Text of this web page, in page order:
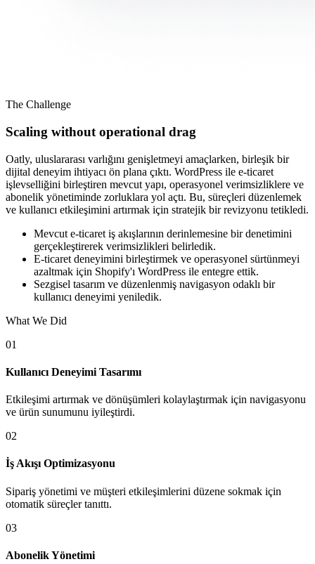
The Challenge
Scaling without operational drag
Oatly, uluslararası varlığını genişletmeyi amaçlarken, birleşik bir
dijital deneyim ihtiyacı ön plana çıktı. WordPress ile e-ticaret
işlevselliğini birleştiren mevcut yapı, operasyonel verimsizliklere ve
abonelik yönetiminde zorluklara yol açtı. Bu, süreçleri düzenlemek
ve kullanıcı etkileşimini artırmak için stratejik bir revizyonu tetikledi.
Mevcut e-ticaret iş akışlarının derinlemesine bir denetimini
gerçekleştirerek verimsizlikleri belirledik.
E-ticaret deneyimini birleştirmek ve operasyonel sürtünmeyi
azaltmak için Shopify'ı WordPress ile entegre ettik.
Sezgisel tasarım ve düzenlenmiş navigasyon odaklı bir
kullanıcı deneyimi yeniledik.
What We Did
01
Kullanıcı Deneyimi Tasarımı
Etkileşimi artırmak ve dönüşümleri kolaylaştırmak için navigasyonu
ve ürün sunumunu iyileştirdi.
02
İş Akışı Optimizasyonu
Sipariş yönetimi ve müşteri etkileşimlerini düzene sokmak için
otomatik süreçler tanıttı.
03
Abonelik Yönetimi